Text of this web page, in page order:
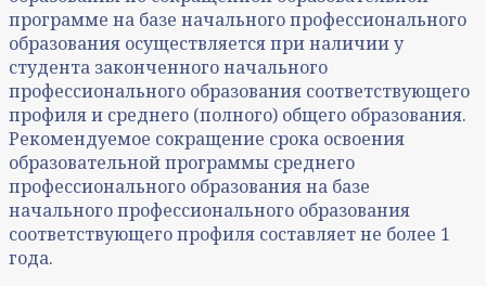
программе на базе начального профессионального
образования осуществляется при наличии у
студента законченного начального
профессионального образования соответствующего
профиля и среднего (полного) общего образования.
Рекомендуемое сокращение срока освоения
образовательной программы среднего
профессионального образования на базе
начального профессионального образования
соответствующего профиля составляет не более 1
года.